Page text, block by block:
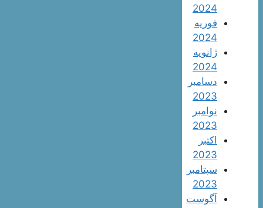
2024
فوریه
2024
ژانویه
2024
دسامبر
2023
نوامبر
2023
اکتبر
2023
سپتامبر
2023
آگوست